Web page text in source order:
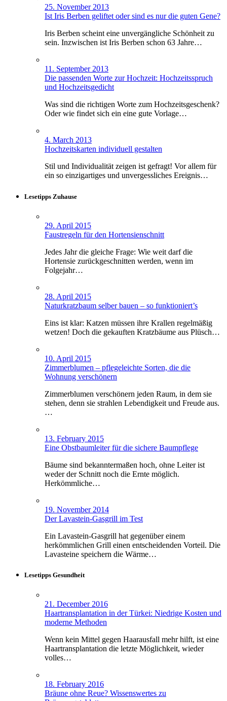
25. November 2013
Ist Iris Berben geliftet oder sind es nur die guten Gene?
Iris Berben scheint eine unvergängliche Schönheit zu
sein. Inzwischen ist Iris Berben schon 63 Jahre…
11. September 2013
Die passenden Worte zur Hochzeit: Hochzeitsspruch
und Hochzeitsgedicht
Was sind die richtigen Worte zum Hochzeitsgeschenk?
Oder wie findet sich ein eine gute Vorlage…
4. March 2013
Hochzeitskarten individuell gestalten
Stil und Individualität zeigen ist gefragt! Vor allem für
ein so einzigartiges und unvergessliches Ereignis…
Lesetipps Zuhause
29. April 2015
Faustregeln für den Hortensienschnitt
Jedes Jahr die gleiche Frage: Wie weit darf die
Hortensie zurückgeschnitten werden, wenn im
Folgejahr…
28. April 2015
Naturkratzbaum selber bauen – so funktioniert’s
Eins ist klar: Katzen müssen ihre Krallen regelmäßig
wetzen! Doch die gekauften Kratzbäume aus Plüsch…
10. April 2015
Zimmerblumen – pflegeleichte Sorten, die die
Wohnung verschönern
Zimmerblumen verschönern jeden Raum, in dem sie
stehen, denn sie strahlen Lebendigkeit und Freude aus.
…
13. February 2015
Eine Obstbaumleiter für die sichere Baumpflege
Bäume sind bekanntermaßen hoch, ohne Leiter ist
weder der Schnitt noch die Ernte möglich.
Herkömmliche…
19. November 2014
Der Lavastein-Gasgrill im Test
Ein Lavastein-Gasgrill hat gegenüber einem
herkömmlichen Grill einen entscheidenden Vorteil. Die
Lavasteine speichern die Wärme…
Lesetipps Gesundheit
21. December 2016
Haartransplantation in der Türkei: Niedrige Kosten und
moderne Methoden
Wenn kein Mittel gegen Haarausfall mehr hilft, ist eine
Haartransplantation die letzte Möglichkeit, wieder
volles…
18. February 2016
Bräune ohne Reue? Wissenswertes zu